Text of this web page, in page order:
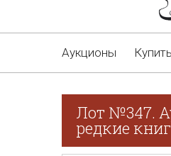
Аукционы
Лот №347.
редкие